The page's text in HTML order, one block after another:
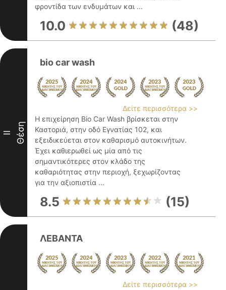
φροντίδα των ενδυμάτων και ...
10.0 (48)
II Θέση
bio car wash
Δείτε περισσότερα >>
Η επιχείρηση Bio Car Wash βρίσκεται στην
Καστοριά, στην οδό Εγνατίας 102, και
εξειδικεύεται στον καθαρισμό αυτοκινήτων.
Έχει καθιερωθεί ως μία από τις
σημαντικότερες στον κλάδο της
καθαριότητας στην περιοχή, ξεχωρίζοντας
για την αξιοπιστία ...
8.5 (15)
ΛΕΒΑΝΤΑ
Δείτε περισσότερα >>